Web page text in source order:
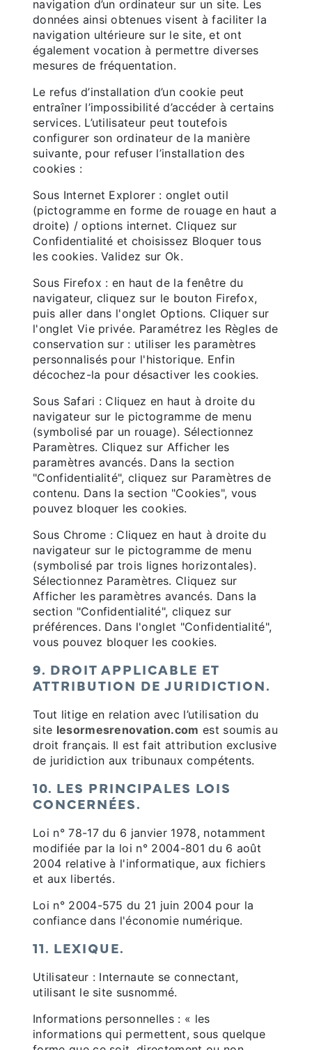
navigation d’un ordinateur sur un site. Les
données ainsi obtenues visent à faciliter la
navigation ultérieure sur le site, et ont
également vocation à permettre diverses
mesures de fréquentation.
Le refus d’installation d’un cookie peut
entraîner l’impossibilité d’accéder à certains
services. L’utilisateur peut toutefois
configurer son ordinateur de la manière
suivante, pour refuser l’installation des
cookies :
Sous Internet Explorer : onglet outil
(pictogramme en forme de rouage en haut a
droite) / options internet. Cliquez sur
Confidentialité et choisissez Bloquer tous
les cookies. Validez sur Ok.
Sous Firefox : en haut de la fenêtre du
navigateur, cliquez sur le bouton Firefox,
puis aller dans l'onglet Options. Cliquer sur
l'onglet Vie privée. Paramétrez les Règles de
conservation sur : utiliser les paramètres
personnalisés pour l'historique. Enfin
décochez-la pour désactiver les cookies.
Sous Safari : Cliquez en haut à droite du
navigateur sur le pictogramme de menu
(symbolisé par un rouage). Sélectionnez
Paramètres. Cliquez sur Afficher les
paramètres avancés. Dans la section
"Confidentialité", cliquez sur Paramètres de
contenu. Dans la section "Cookies", vous
pouvez bloquer les cookies.
Sous Chrome : Cliquez en haut à droite du
navigateur sur le pictogramme de menu
(symbolisé par trois lignes horizontales).
Sélectionnez Paramètres. Cliquez sur
Afficher les paramètres avancés. Dans la
section "Confidentialité", cliquez sur
préférences. Dans l'onglet "Confidentialité",
vous pouvez bloquer les cookies.
9. DROIT APPLICABLE ET
ATTRIBUTION DE JURIDICTION.
Tout litige en relation avec l’utilisation du
site lesormesrenovation.com est soumis au
droit français. Il est fait attribution exclusive
de juridiction aux tribunaux compétents.
10. LES PRINCIPALES LOIS
CONCERNÉES.
Loi n° 78-17 du 6 janvier 1978, notamment
modifiée par la loi n° 2004-801 du 6 août
2004 relative à l'informatique, aux fichiers
et aux libertés.
Loi n° 2004-575 du 21 juin 2004 pour la
confiance dans l'économie numérique.
11. LEXIQUE.
Utilisateur : Internaute se connectant,
utilisant le site susnommé.
Informations personnelles : « les
informations qui permettent, sous quelque